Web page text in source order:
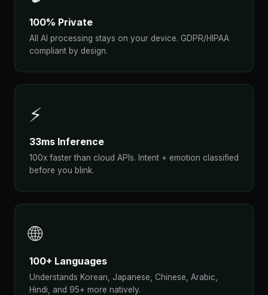
100% Private
All AI processing stays on your device. GDPR/HIPAA
compliant by design.
⚡
33ms Inference
100x faster than cloud APIs. Intent + emotion classified
before you blink.
🌐
100+ Languages
Understands Korean, Japanese, Chinese, Arabic,
Hindi, and 95+ more natively.